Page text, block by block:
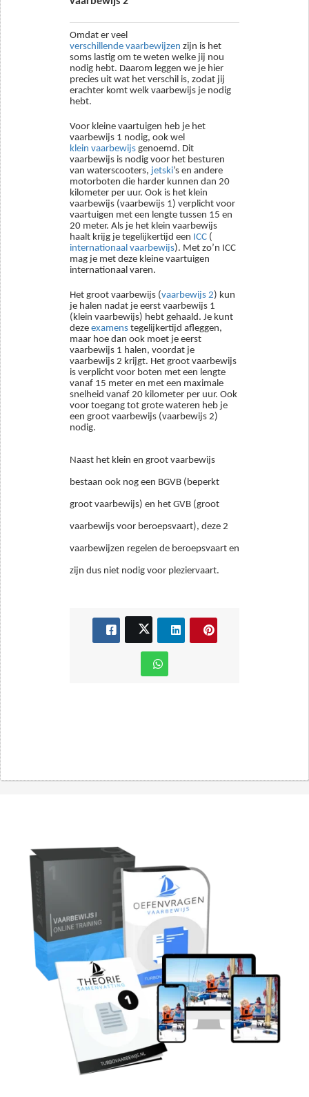
Omdat er veel
verschillende vaarbewijzen zijn is het
soms lastig om te weten welke jij nou
nodig hebt. Daarom leggen we je hier
precies uit wat het verschil is, zodat jij
erachter komt welk vaarbewijs je nodig
hebt.
Voor kleine vaartuigen heb je het
vaarbewijs 1 nodig, ook wel
klein vaarbewijs genoemd. Dit
vaarbewijs is nodig voor het besturen
van waterscooters, jetski’s en andere
motorboten die harder kunnen dan 20
kilometer per uur. Ook is het klein
vaarbewijs (vaarbewijs 1) verplicht voor
vaartuigen met een lengte tussen 15 en
20 meter. Als je het klein vaarbewijs
haalt krijg je tegelijkertijd een ICC (
internationaal vaarbewijs). Met zo’n ICC
mag je met deze kleine vaartuigen
internationaal varen.
Het groot vaarbewijs (vaarbewijs 2) kun
je halen nadat je eerst vaarbewijs 1
(klein vaarbewijs) hebt gehaald. Je kunt
deze examens tegelijkertijd afleggen,
maar hoe dan ook moet je eerst
vaarbewijs 1 halen, voordat je
vaarbewijs 2 krijgt. Het groot vaarbewijs
is verplicht voor boten met een lengte
vanaf 15 meter en met een maximale
snelheid vanaf 20 kilometer per uur. Ook
voor toegang tot grote wateren heb je
een groot vaarbewijs (vaarbewijs 2)
nodig.
Naast het klein en groot vaarbewijs
bestaan ook nog een BGVB (beperkt
groot vaarbewijs) en het GVB (groot
vaarbewijs voor beroepsvaart), deze 2
vaarbewijzen regelen de beroepsvaart en
zijn dus niet nodig voor pleziervaart.